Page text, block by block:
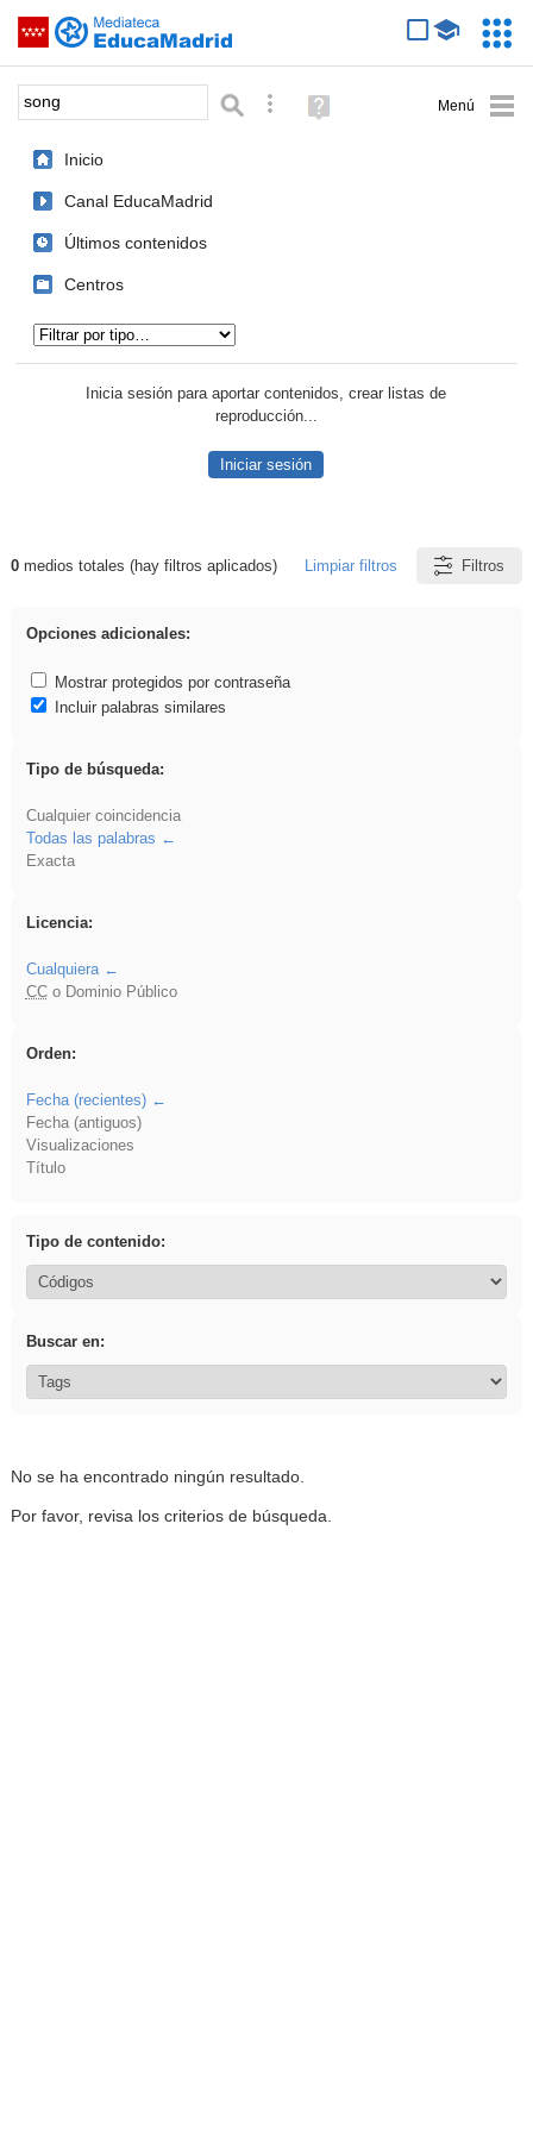
Saltar navegación
Palabra o frase: Búsqueda avanzada
Ayuda
(en
Inicio
Canal EducaMadrid
Últimos contenidos
Centros
Inicia sesión para aportar contenidos, crear listas de
reproducción...
Iniciar sesión
Resultados de: song
0medios totales (hay filtros aplicados) Limpiar filtros Filtros
Opciones adicionales:
Mostrar protegidos por contraseña
Incluir palabras similares
Tipo de búsqueda:
Cualquier coincidencia
Todas las palabras
Exacta
Licencia:
Cualquiera
CCo Dominio Público
Orden:
Fecha (recientes)
Fecha (antiguos)
Visualizaciones
Título
Tipo de contenido:
Buscar en:
No se ha encontrado ningún resultado.
Por favor, revisa los criterios de búsqueda.